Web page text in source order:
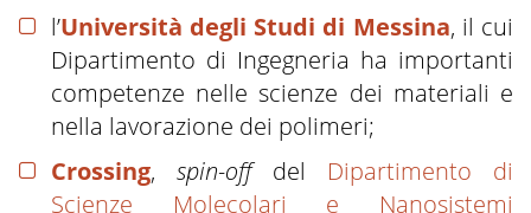
l’Università degli Studi di Messina, il cui
Dipartimento di Ingegneria ha importanti
competenze nelle scienze dei materiali e
nella lavorazione dei polimeri;
Crossing, spin-offdel Dipartimento di
Scienze Molecolari e Nanosistemi